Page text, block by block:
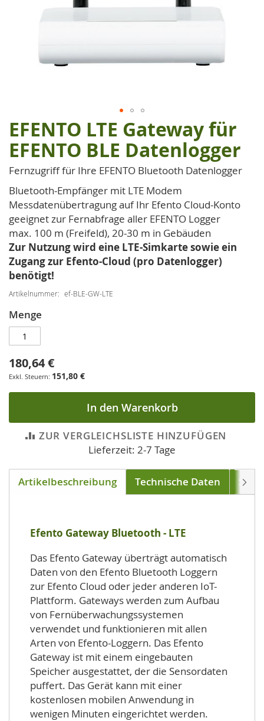
Zum
Anfang
der
Bildgalerie
EFENTO LTE Gateway für
EFENTO BLE Datenlogger
Fernzugriff für Ihre EFENTO Bluetooth Datenlogger
Bluetooth-Empfänger mit LTE Modem
Messdatenübertragung auf Ihr Efento Cloud-Konto
geeignet zur Fernabfrage aller EFENTO Logger
max. 100 m (Freifeld), 20-30 m in Gebäuden
Zur Nutzung wird eine LTE-Simkarte sowie ein
Zugang zur Efento-Cloud (pro Datenlogger)
benötigt!
Artikelnummer ef-BLE-GW-LTE
Menge
180,64 €
151,80 €
In den Warenkorb
ZUR VERGLEICHSLISTE HINZUFÜGEN
Lieferzeit: 2-7 Tage
Artikelbeschreibung Technische Daten
Efento Gateway Bluetooth - LTE
Das Efento Gateway überträgt automatisch
Daten von den Efento Bluetooth Loggern
zur Efento Cloud oder jeder anderen IoT-
Plattform. Gateways werden zum Aufbau
von Fernüberwachungssystemen
verwendet und funktionieren mit allen
Arten von Efento-Loggern. Das Efento
Gateway ist mit einem eingebauten
Speicher ausgestattet, der die Sensordaten
puffert. Das Gerät kann mit einer
kostenlosen mobilen Anwendung in
wenigen Minuten eingerichtet werden.